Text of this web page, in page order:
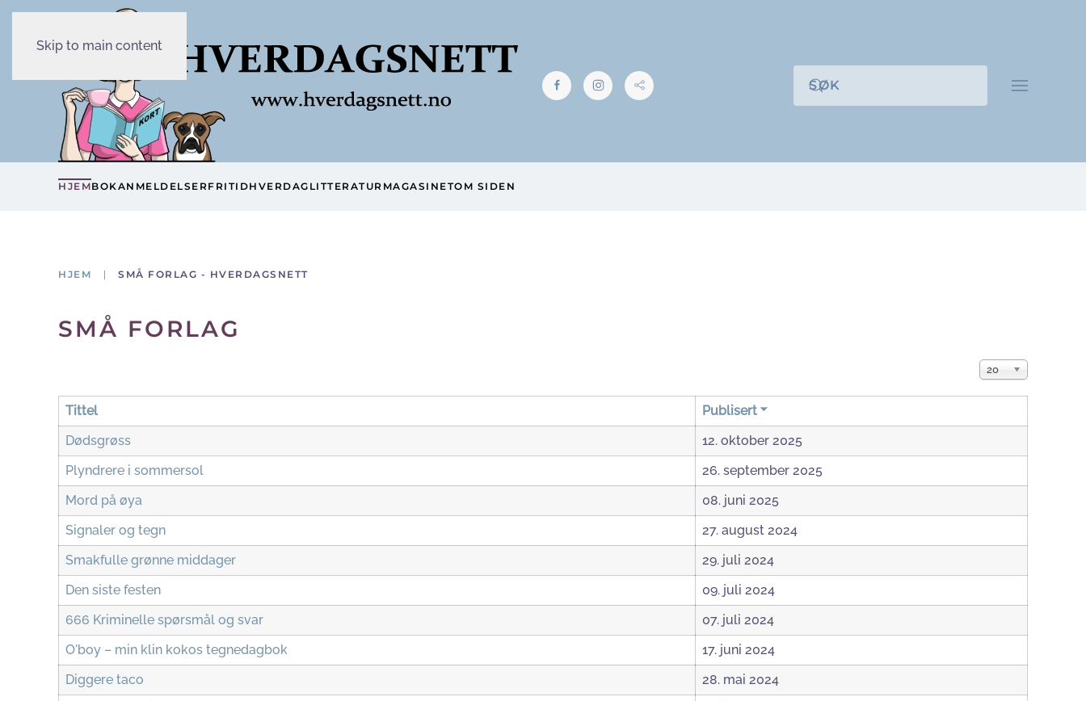
Skip to main content
HJEMBOKANMELDELSERFRITIDHVERDAG LITTERATUR MAGASINETOM SIDEN
HJEM SMÅ FORLAG - HVERDAGSNETT
SMÅ FORLAG
Vis ant.:
20
Tittel
Publisert
Dødsgrøss
12. oktober 2025
Plyndrere i sommersol
26. september 2025
Mord på øya
08. juni 2025
Signaler og tegn
27. august 2024
Smakfulle grønne middager
29. juli 2024
Den siste festen
09. juli 2024
666 Kriminelle spørsmål og svar
07. juli 2024
O'boy – min klin kokos tegnedagbok
17. juni 2024
Diggere taco
28. mai 2024